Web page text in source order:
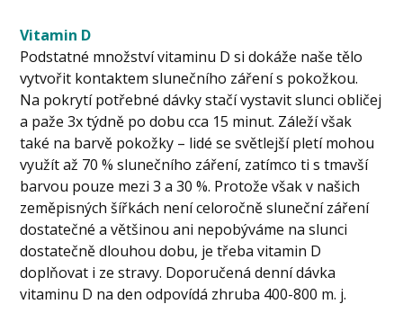
Vitamin D
Podstatné množství vitaminu D si dokáže naše tělo
vytvořit kontaktem slunečního záření s pokožkou.
Na pokrytí potřebné dávky stačí vystavit slunci obličej
a paže 3x týdně po dobu cca 15 minut. Záleží však
také na barvě pokožky – lidé se světlejší pletí mohou
využít až 70 % slunečního záření, zatímco ti s tmavší
barvou pouze mezi 3 a 30 %. Protože však v našich
zeměpisných šířkách není celoročně sluneční záření
dostatečné a většinou ani nepobýváme na slunci
dostatečně dlouhou dobu, je třeba vitamin D
doplňovat i ze stravy. Doporučená denní dávka
vitaminu D na den odpovídá zhruba 400-800 m. j.